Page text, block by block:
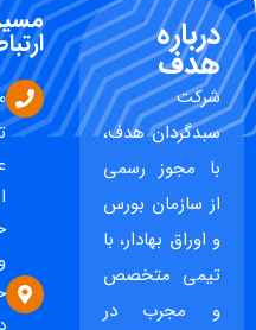
درباره
هدف
شرکت
سبدگردان هدف،
با مجوز رسمی
از سازمان بورس
و اوراق بهادار، با
تیمی متخصص
و مجرب در